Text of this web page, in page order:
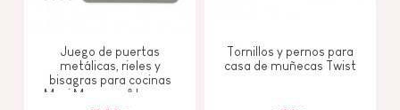
Juego de puertas
metálicas, rieles y
bisagras para cocinas
Maxi Macaron & Lagoon
Tornillos y pernos para
casa de muñecas Twist